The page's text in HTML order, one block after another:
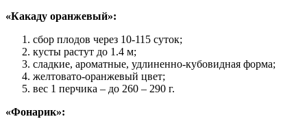
«Какаду оранжевый»:
сбор плодов через 10-115 суток;
кусты растут до 1.4 м;
сладкие, ароматные, удлиненно-кубовидная форма;
желтовато-оранжевый цвет;
вес 1 перчика – до 260 – 290 г.
«Фонарик»: